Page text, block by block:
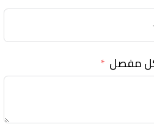
مفصل